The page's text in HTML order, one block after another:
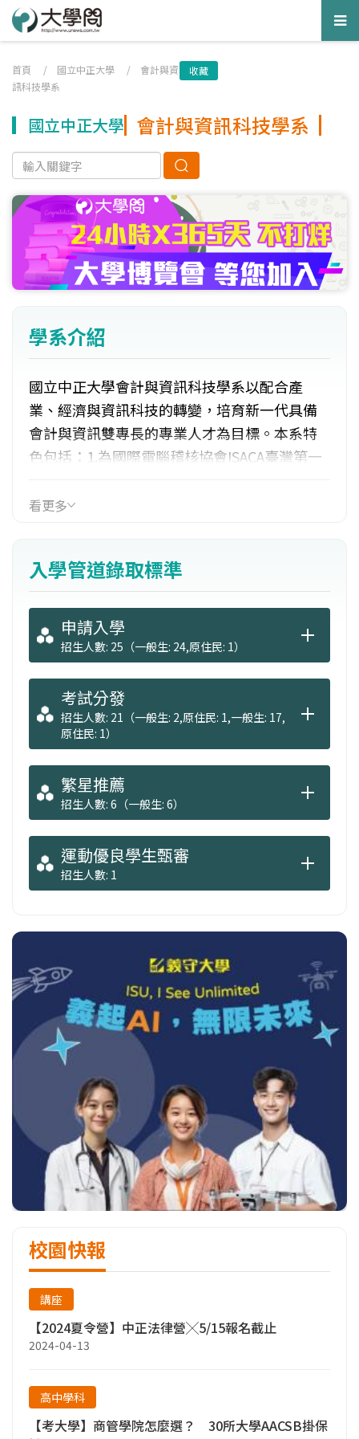
首頁 / 國立中正大學 / 會計與資
訊科技學系
收藏
國立中正大學 會計與資訊科技學系
學系介紹
國立中正大學會計與資訊科技學系以配合產
業、經濟與資訊科技的轉變，培育新一代具備
會計與資訊雙專長的專業人才為目標。本系特
色包括：1.為國際電腦稽核協會ISACA臺灣第一
內第一所會計與資訊科技雙專長之系所。3.為國
產學合作計畫聯盟學校暨甲骨文應用軟體人才
南區種子師資培育中心。5.為ACL(Audit
Command Language)通用稽核軟體在臺灣所
成立的學術訓練中心。
看更多
入學管道錄取標準
申請入學
招生人數: 25（一般生: 24,原住民: 1）
考試分發
招生人數: 21（一般生: 2,原住民: 1,一般生: 17,
原住民: 1）
繁星推薦
招生人數: 6（一般生: 6）
運動優良學生甄審
招生人數: 1
校園快報
講座
【2024夏令營】中正法律營╳5/15報名截止
2024-04-13
高中學科
【考大學】商管學院怎麼選？ 30所大學AACSB掛保